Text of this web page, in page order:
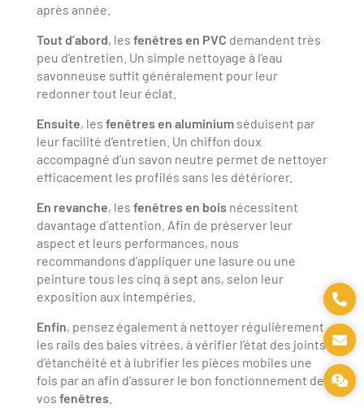
après année.
Tout d’abord, les fenêtres en PVC demandent très
peu d’entretien. Un simple nettoyage à l’eau
savonneuse suffit généralement pour leur
redonner tout leur éclat.
Ensuite, les fenêtres en aluminiumséduisent par
leur facilité d’entretien. Un chiffon doux
accompagné d’un savon neutre permet de nettoyer
efficacement les profilés sans les détériorer.
En revanche, les fenêtres en boisnécessitent
davantage d’attention. Afin de préserver leur
aspect et leurs performances, nous
recommandons d’appliquer une lasure ou une
peinture tous les cinq à sept ans, selon leur
exposition aux intempéries.
Enfin, pensez également à nettoyer régulièrement
les rails des baies vitrées, à vérifier l’état des joints
d’étanchéité et à lubrifier les pièces mobiles une
fois par an afin d’assurer le bon fonctionnement de
vos fenêtres.